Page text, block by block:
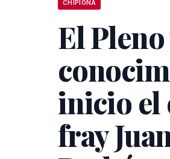
CHIPIONA
El
inicio el
fray